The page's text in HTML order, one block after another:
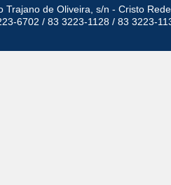
Trajano de Oliveira, s/n - Cristo
6702 / 83 3223-1128 / 83 3223-